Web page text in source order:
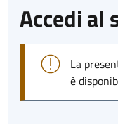
Accedi al
La
è